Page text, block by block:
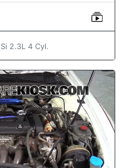
2.3L 4 Cyl.